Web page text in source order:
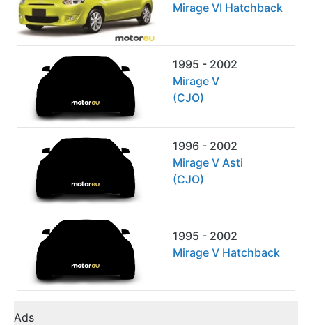
Mirage VI Hatchback
1995 - 2002
Mirage V
(CJO)
1996 - 2002
Mirage V Asti
(CJO)
1995 - 2002
Mirage V Hatchback
Ads